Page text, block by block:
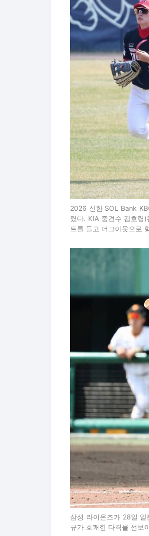
2026 신한 SOL Bank
렸다. KIA 중견수 김호령
트를 들고 더그아웃으로
삼성 라이온즈가 28일
규가 호쾌한 타격을 선보
박수진 기자
Copyright © 스타뉴